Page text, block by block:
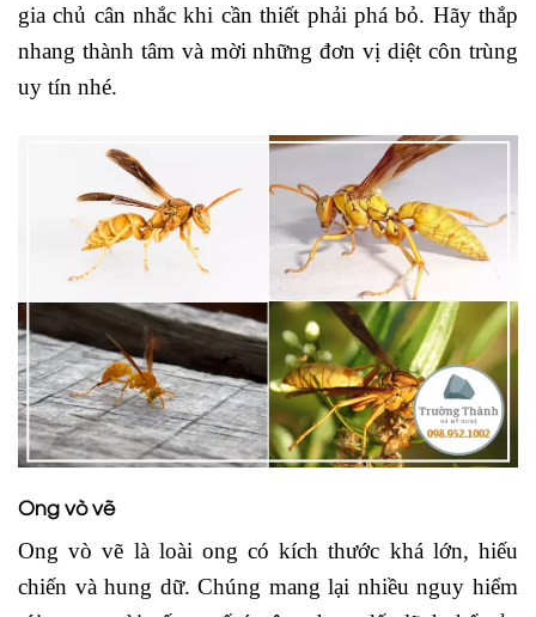
gia chủ cân nhắc khi cần thiết phải phá bỏ. Hãy thắp
nhang thành tâm và mời những đơn vị diệt côn trùng
uy tín nhé.
Ong vò vẽ
Ong vò vẽ là loài ong có kích thước khá lớn, hiếu
chiến và hung dữ. Chúng mang lại nhiều nguy hiểm